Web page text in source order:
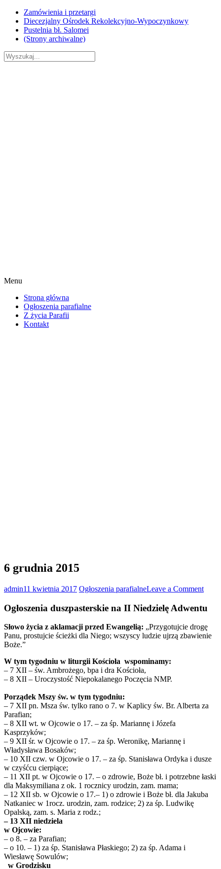
Skip
content
Zamówienia i przetargi
Diecezjalny Ośrodek Rekolekcyjno-Wypoczynkowy
Pustelnia bł. Salomei
(Strony archiwalne)
Menu
Strona główna
Ogłoszenia parafialne
Z życia Parafii
Kontakt
6 grudnia 2015
admin11 kwietnia 2017 Ogłoszenia parafialneLeave a Commenton
Ogłoszenia duszpasterskie na II Niedzielę Adwentu
Słowo życia z aklamacji przed Ewangelią: „Przygotujcie drogę
Panu, prostujcie ścieżki dla Niego; wszyscy ludzie ujrzą zbawienie
Boże.”
W tym tygodniu w liturgii Kościoła wspominamy:
– 7 XII – św. Ambrożego, bpa i dra Kościoła,
– 8 XII – Uroczystość Niepokalanego Poczęcia NMP.
Porządek Mszy św. w tym tygodniu:
– 7 XII pn. Msza św. tylko rano o 7. w Kaplicy św. Br. Alberta za
Parafian;
– 8 XII wt. w Ojcowie o 17. – za śp. Mariannę i Józefa
Kasprzyków;
– 9 XII śr. w Ojcowie o 17. – za śp. Weronikę, Mariannę i
Władysława Bosaków;
– 10 XII czw. w Ojcowie o 17. – za śp. Stanisława Ordyka i dusze
w czyśćcu cierpiące;
– 11 XII pt. w Ojcowie o 17. – o zdrowie, Boże bł. i potrzebne łaski
dla Maksymiliana z ok. 1 rocznicy urodzin, zam. mama;
– 12 XII sb. w Ojcowie o 17.– 1) o zdrowie i Boże bł. dla Jakuba
Natkaniec w 1rocz. urodzin, zam. rodzice; 2) za śp. Ludwikę
Opalską, zam. s. Maria z rodz.;
– 13 XII niedziela
w Ojcowie:
– o 8. – za Parafian;
– o 10. – 1) za śp. Stanisława Płaskiego; 2) za śp. Adama i
Wiesławę Sowulów;
w Grodzisku